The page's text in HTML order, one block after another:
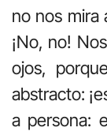
no nos mira
¡No, no!
ojos,
abstracto:
a persona: